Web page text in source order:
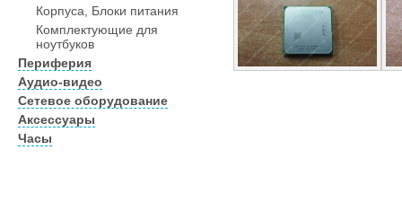
Корпуса, Блоки питания
Комплектующие для
ноутбуков
Периферия
Аудио-видео
Сетевое оборудование
Аксессуары
Часы